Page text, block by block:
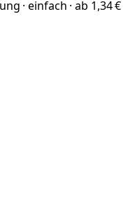
· einfach · ab 1,34 €